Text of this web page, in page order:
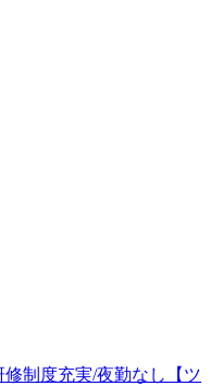
制度充実/夜勤なし【ツ